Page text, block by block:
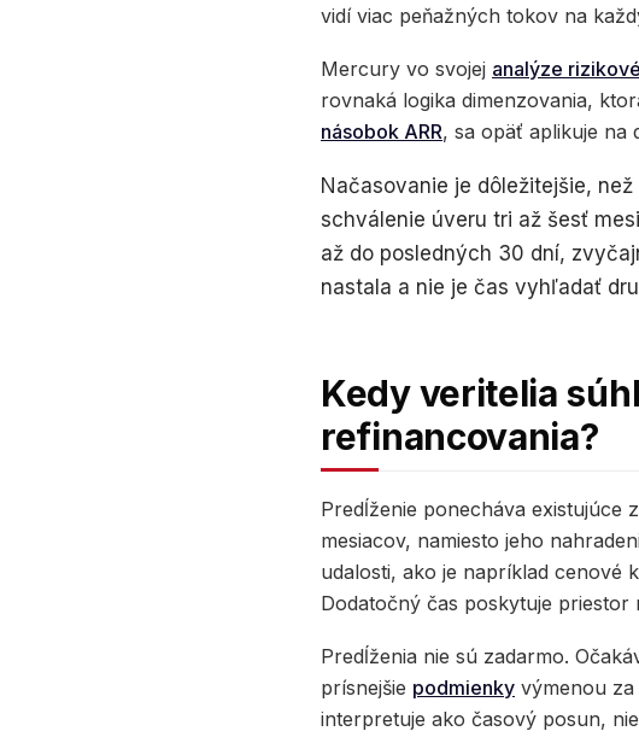
vidí viac peňažných tokov na
Mercury vo svojej analýze
rovnaká logika dimenzovania,
násobok ARR, sa opäť aplikuje na
Načasovanie je dôležitejšie,
schválenie úveru tri až šesť
až do posledných 30 dní,
nastala a nie je čas vyhľadať
Kedy veritelia
refinancovania?
Predĺženie ponecháva existujúce
mesiacov, namiesto jeho
udalosti, ako je napríklad cenové
Dodatočný čas poskytuje
Predĺženia nie sú zadarmo.
prísnejšie podmienky výmenou
interpretuje ako časový posun,